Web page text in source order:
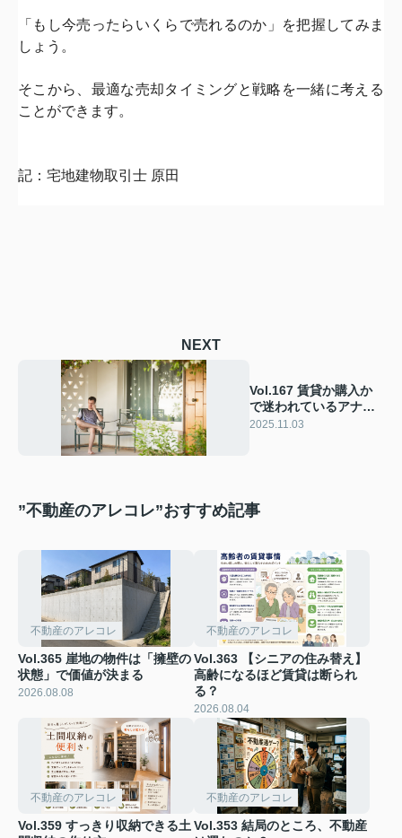
「もし今売ったらいくらで売れるのか」を把握してみま
しょう。
そこから、 最適な売却タイミングと戦略を一緒に考える
ことができます。
記：宅地建物取引士 原田
NEXT
Vol.167 賃貸か購入か
で迷われているアナタ
へ
2025.11.03
”不動産のアレコレ”おすすめ記事
不動産のアレコレ
Vol.365 崖地の物件は「擁壁の
状態」で価値が決まる
2026.08.08
不動産のアレコレ
Vol.363 【シニアの住み替え】
高齢になるほど賃貸は断られ
る？
2026.08.04
不動産のアレコレ
Vol.359 すっきり収納できる土
不動産のアレコレ
Vol.353 結局のところ、不動産